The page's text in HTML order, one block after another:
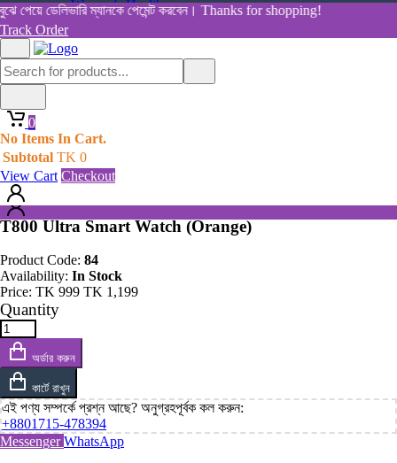
পেয়ে ডেলিভারি ম্যানকে পেমেন্ট করবেন। Thanks for shopping!
Track Order
0
No Items In Cart.
Subtotal TK 0
View Cart Checkout
Women's Health
View All Categories
Shop By Category
Home
0
No Items In Cart.
Subtotal TK0
View Cart
T800 Ultra Smart Watch (Orange)
T800 Ultra Smart Watch (Orange)
Product Code: 84
Availability: In Stock
Price: TK 999 TK 1,199
Quantity
অর্ডার করুন
কার্টে রাখুন
এই পণ্য সম্পর্কে প্রশ্ন আছে? অনুগ্রহপূর্বক কল করুন:
+8801715-478394
MessengerWhatsApp